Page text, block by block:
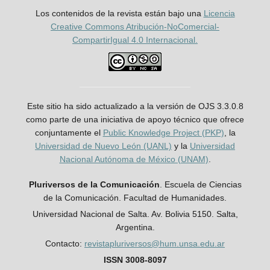
Los contenidos de la revista están bajo una Licencia
Creative Commons Atribución-NoComercial-
CompartirIgual 4.0 Internacional.
Este sitio ha sido actualizado a la versión de OJS 3.3.0.8
como parte de una iniciativa de apoyo técnico que ofrece
conjuntamente el Public Knowledge Project (PKP) , la
Universidad de Nuevo León (UANL) y la Universidad
Nacional Autónoma de México (UNAM)
Pluriversos de la Comunicación . Escuela de Ciencias
de la Comunicación. Facultad de Humanidades.
Universidad Nacional de Salta. Av. Bolivia 5150. Salta,
Argentina.
Contacto: revistapluriversos@hum.unsa.edu.ar
ISSN 3008-8097